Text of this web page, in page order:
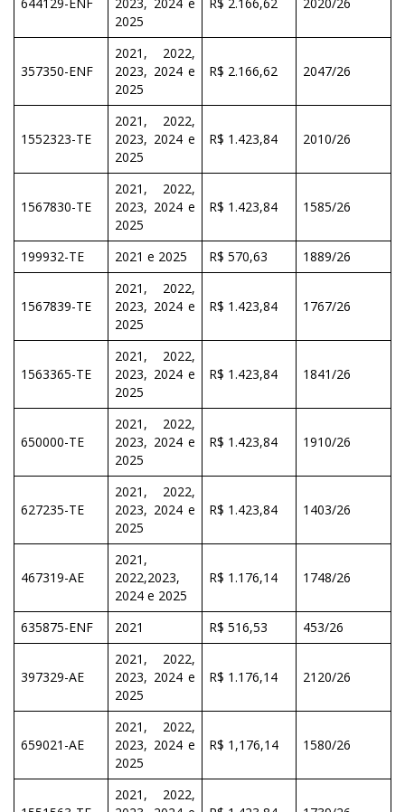
644129-ENF
2023, 2024 e
2025
R$ 2.166,62 2020/26
357350-ENF
2021, 2022,
2023, 2024 e
2025
R$ 2.166,62 2047/26
1552323-TE
2021, 2022,
2023, 2024 e
2025
R$ 1.423,84 2010/26
1567830-TE
2021, 2022,
2023, 2024 e
2025
R$ 1.423,84 1585/26
199932-TE 2021 e 2025 R$ 570,63 1889/26
1567839-TE
2021, 2022,
2023, 2024 e
2025
R$ 1.423,84 1767/26
1563365-TE
2021, 2022,
2023, 2024 e
2025
R$ 1.423,84 1841/26
650000-TE
2021, 2022,
2023, 2024 e
2025
R$ 1.423,84 1910/26
627235-TE
2021, 2022,
2023, 2024 e
2025
R$ 1.423,84 1403/26
467319-AE
2021,
2022,2023,
2024 e 2025
R$ 1.176,14 1748/26
635875-ENF 2021 R$ 516,53 453/26
397329-AE
2021, 2022,
2023, 2024 e
2025
R$ 1.176,14 2120/26
659021-AE
2021, 2022,
2023, 2024 e
2025
R$ 1,176,14 1580/26
2021, 2022,